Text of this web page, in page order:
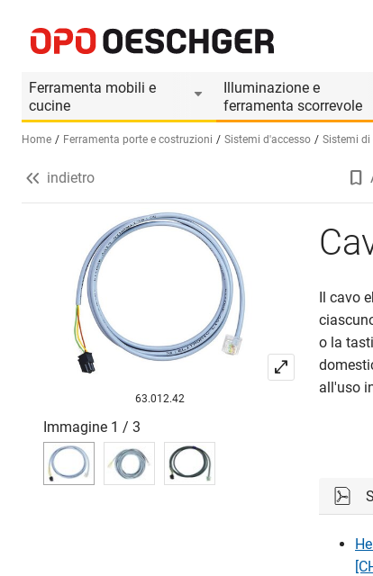
Ferramenta mobili e
cucine
Illuminazione e
ferramenta scorrevole
Seleziona una lingua (IT)
Home Ferramenta porte e costruzioni Sistemi d'accesso Sistemi di
Informazioni prodotto
Il prodotto è
indietro
63.012.42
Immagine 1 / 3
Il cavo
o la
all'uso